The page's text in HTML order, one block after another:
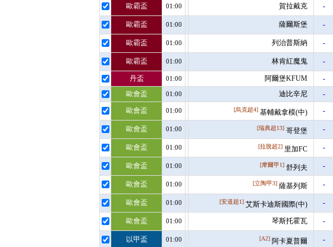
歐霸盃 01:00 賀拉戴克 -
歐霸盃 01:00 薩爾斯堡 -
歐霸盃 01:00 列治普斯納 -
歐霸盃 01:00 林肯紅魔鬼 -
丹盃 01:00 阿爾堡KFUM -
歐會盃
01:00 迪比辛尼 -
歐會盃
01:00 [烏克超4] 基輔戴拿模(中) -
歐會盃 01:00 [瑞典超13] 哥登堡 -
歐會盃 01:00 [拉脫超2] 里加FC -
歐會盃 01:00 [摩爾甲1] 舒列夫 -
歐會盃 01:00 [立陶甲3] 薩基列斯 -
歐會盃 01:00 [安道超1] 艾斯卡迪斯國際(中) -
歐會盃 01:00 琴斯托霍瓦 -
以甲盃 01:00 [A2] 阿卡夏普爾 -